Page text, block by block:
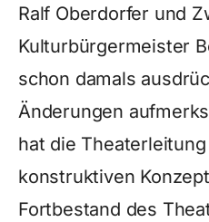
Ralf Oberdorfer und
Kulturbürgermeister
schon damals
Änderungen
hat die
konstruktiven
Fortbestand des